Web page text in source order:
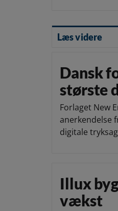
Læs videre
Dansk
største
Forlaget New
anerkendelse
digitale
Illux
vækst